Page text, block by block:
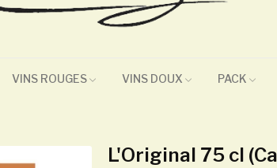
VINS ROUGES VINS DOUX PACK
L'Original 75 cl